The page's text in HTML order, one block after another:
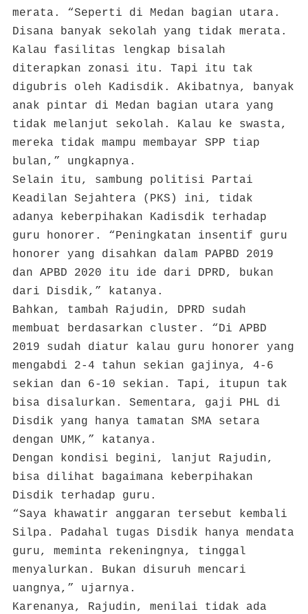
merata. “Seperti di Medan bagian utara.
Disana banyak sekolah yang tidak merata.
Kalau fasilitas lengkap bisalah
diterapkan zonasi itu. Tapi itu tak
digubris oleh Kadisdik. Akibatnya, banyak
anak pintar di Medan bagian utara yang
tidak melanjut sekolah. Kalau ke swasta,
mereka tidak mampu membayar SPP tiap
bulan,” ungkapnya.
Selain itu, sambung politisi Partai
Keadilan Sejahtera (PKS) ini, tidak
adanya keberpihakan Kadisdik terhadap
guru honorer. “Peningkatan insentif guru
honorer yang disahkan dalam PAPBD 2019
dan APBD 2020 itu ide dari DPRD, bukan
dari Disdik,” katanya.
Bahkan, tambah Rajudin, DPRD sudah
membuat berdasarkan cluster. “Di APBD
2019 sudah diatur kalau guru honorer yang
mengabdi 2-4 tahun sekian gajinya, 4-6
sekian dan 6-10 sekian. Tapi, itupun tak
bisa disalurkan. Sementara, gaji PHL di
Disdik yang hanya tamatan SMA setara
dengan UMK,” katanya.
Dengan kondisi begini, lanjut Rajudin,
bisa dilihat bagaimana keberpihakan
Disdik terhadap guru.
“Saya khawatir anggaran tersebut kembali
Silpa. Padahal tugas Disdik hanya mendata
guru, meminta rekeningnya, tinggal
menyalurkan. Bukan disuruh mencari
uangnya,” ujarnya.
Karenanya, Rajudin, menilai tidak ada